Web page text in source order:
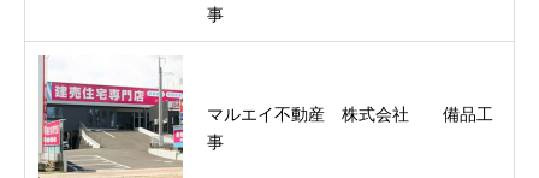
事
マルエイ不動産 株式会社 備品工
事